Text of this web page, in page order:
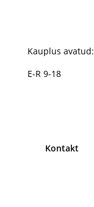
Kauplus avatud:
E-R 9-18
Kontakt